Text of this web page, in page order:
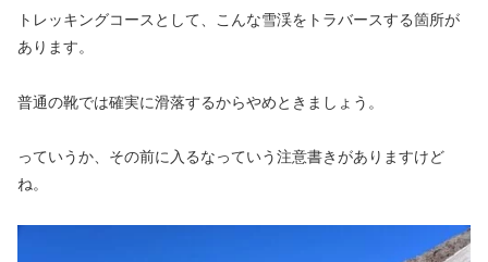
トレッキングコースとして、こんな雪渓をトラバースする箇所が
あります。
普通の靴では確実に滑落するからやめときましょう。
っていうか、その前に入るなっていう注意書きがありますけど
ね。